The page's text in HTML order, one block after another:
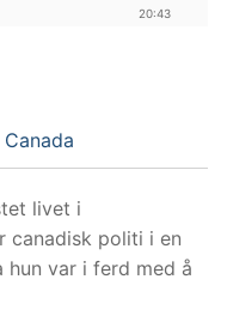
20:43
livet i
canadisk politi i en
hun var i ferd med å